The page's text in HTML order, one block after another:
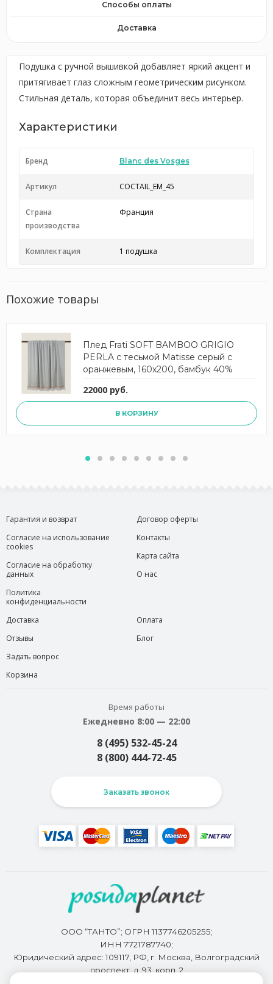
Способы оплаты
Доставка
Подушка с ручной вышивкой добавляет яркий акцент и
притягивает глаз сложным геометрическим рисунком.
Стильная деталь, которая объединит весь интерьер.
Характеристики
Бренд Blanc des Vosges
Артикул COCTAIL_EM_45
Страна
производства
Франция
Комплектация 1 подушка
Похожие товары
Плед Frati SOFT BAMBOO GRIGIO
PERLA с тесьмой Matisse серый с
оранжевым, 160х200, бамбук 40%
22000 руб.
В КОРЗИНУ
Гарантия и возврат
Согласие на использование
cookies
Согласие на обработку
данных
Политика
конфиденциальности
Договор оферты
Контакты
Карта сайта
О нас
Доставка
Отзывы
Задать вопрос
Корзина
Оплата
Блог
Время работы
Ежедневно 8:00 — 22:00
8 (495) 532-45-24
8 (800) 444-72-45
Заказать звонок
ООО “ТАНТО”; ОГРН 1137746205255;
ИНН 7721787740;
Юридический адрес: 109117, РФ, г. Москва, Волгоградский
проспект, д. 93, корп. 2